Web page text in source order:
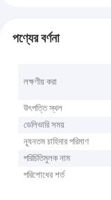
পণ্যের বর্ণনা
লক্ষণীয় করা
উৎপত্তি স্থল
ডেলিভারি সময়
ন্যূনতম চাহিদার পরিমাণ
পরিচিতিমুলক নাম
পরিশোধের শর্ত